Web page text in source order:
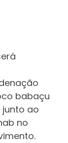
babaçu
junto ao
no